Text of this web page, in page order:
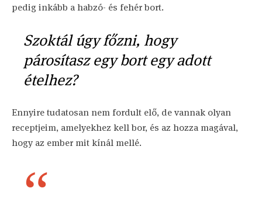
pedig inkább a habzó- és fehér bort.
Szoktál úgy főzni, hogy
párosítasz egy bort egy adott
ételhez?
Ennyire tudatosan nem fordult elő, de vannak olyan
receptjeim, amelyekhez kell bor, és az hozza magával,
hogy az ember mit kínál mellé.